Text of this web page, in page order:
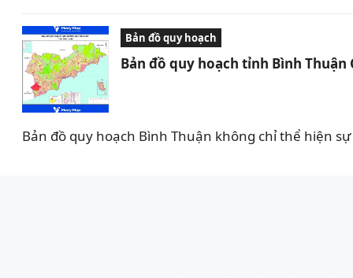
Bản đồ quy hoạch
Bản đồ quy hoạch tỉnh Bình Thuận
Bản đồ quy hoạch Bình Thuận không chỉ thể hiện